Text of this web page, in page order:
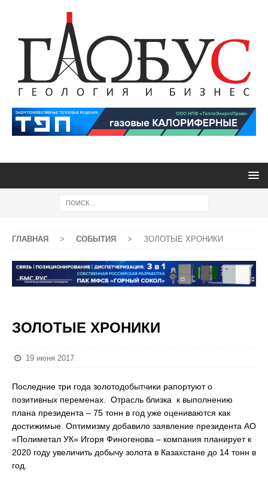
ГЛАВНАЯ > СОБЫТИЯ > ЗОЛОТЫЕ ХРОНИКИ
ЗОЛОТЫЕ ХРОНИКИ
19 июня 2017
Последние три года золотодобытчики рапортуют о
позитивных переменах. Отрасль близка к выполнению
плана президента – 75 тонн в год уже оцениваются как
достижимые. Оптимизму добавило заявление президента АО
«Полиметал УК» Игоря Финогенова – компания планирует к
2020 году увеличить добычу золота в Казахстане до 14 тонн в
год.